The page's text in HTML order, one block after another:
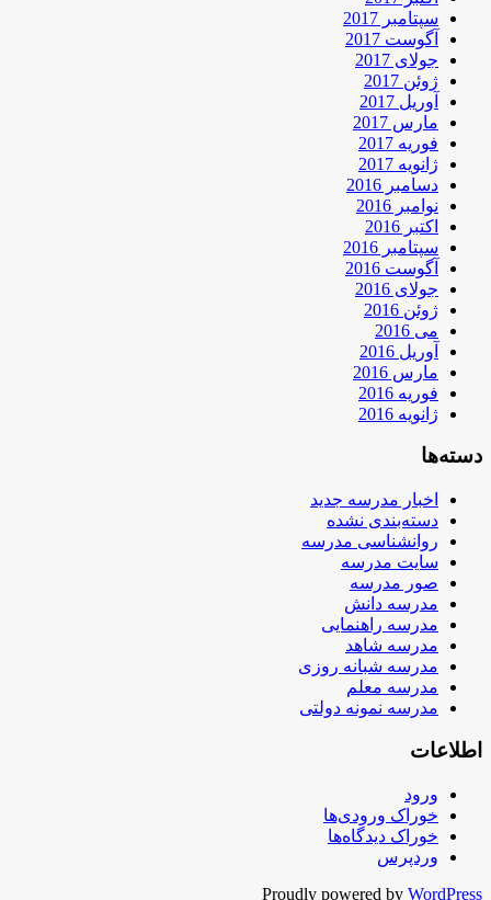
سپتامبر 2017
آگوست 2017
جولای 2017
ژوئن 2017
آوریل 2017
مارس 2017
فوریه 2017
ژانویه 2017
دسامبر 2016
نوامبر 2016
اکتبر 2016
سپتامبر 2016
آگوست 2016
جولای 2016
ژوئن 2016
می 2016
آوریل 2016
مارس 2016
فوریه 2016
ژانویه 2016
دسته‌ها
اخبار مدرسه جدید
دسته‌بندی نشده
روانشناسی مدرسه
سایت مدرسه
صور مدرسه
مدرسه دانش
مدرسه راهنمایی
مدرسه شاهد
مدرسه شبانه روزی
مدرسه معلم
مدرسه نمونه دولتی
اطلاعات
ورود
خوراک ورودی‌ها
خوراک دیدگاه‌ها
وردپرس
Proudly powered by WordPress